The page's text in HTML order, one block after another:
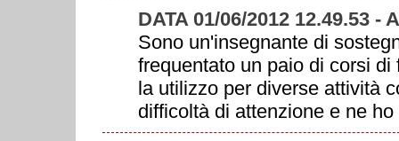
DATA 01/06/2012 12.49.53 -
Sono un'insegnante di
frequentato un paio di corsi
la utilizzo per diverse attività
difficoltà di attenzione e ne